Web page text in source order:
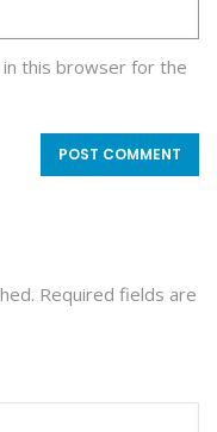
in this browser for the
Required fields are